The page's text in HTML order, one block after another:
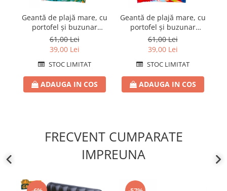
Geantă de plajă mare, cu
portofel și buzunar
interior KD2489
61,00 Lei
39,00 Lei
STOC LIMITAT
ADAUGA IN COS
Geantă de plajă mare, cu
portofel și buzunar
interior KD2482
61,00 Lei
39,00 Lei
STOC LIMITAT
ADAUGA IN COS
FRECVENT CUMPARATE
IMPREUNA